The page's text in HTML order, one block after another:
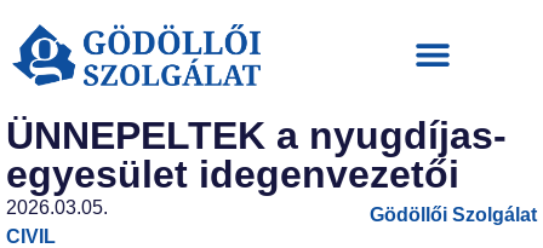
ÜNNEPELTEK a nyugdíjas-
egyesület idegenvezetői
2026.03.05.
CIVIL
Gödöllői Szolgálat